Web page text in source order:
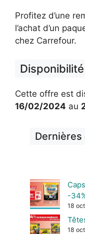
Profitez d’une
l’achat d’un
chez Carrefour.
Disponibilité
Cette offre est
16/02/2024 au
-
18
18